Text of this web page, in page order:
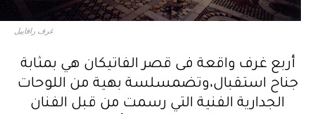
غرف رافاييل
أربع غرف واقعة فى قصر الفاتيكان هي بمثابة
جناح استقبال،وتضمسلسة بهية من اللوحات
الجدارية الفنية التي رسمت من قبل الفنان